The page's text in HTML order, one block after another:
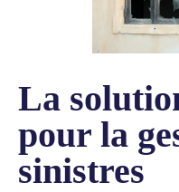
La
pour la
sinistres